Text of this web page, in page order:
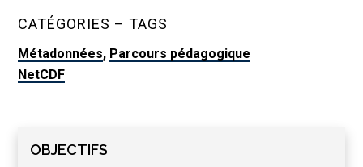
CATÉGORIES – TAGS
Métadonnées, Parcours pédagogique
NetCDF
OBJECTIFS